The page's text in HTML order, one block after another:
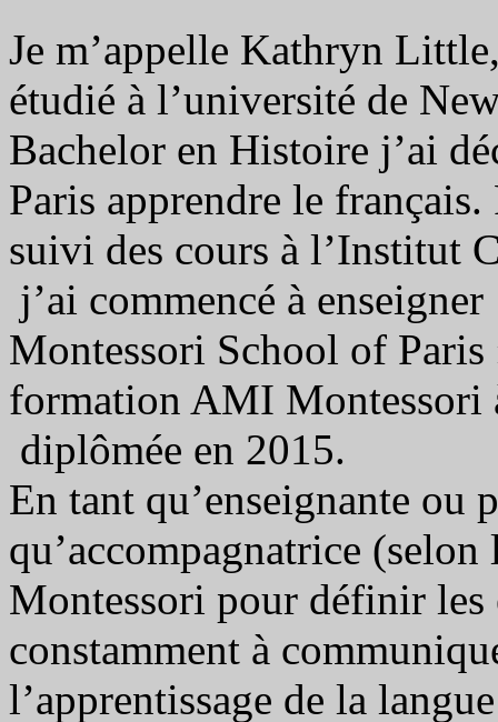
Je m’appelle Kathryn
étudié à l’université de
Bachelor en Histoire j’ai
Paris apprendre le
suivi des cours à l’Institut
j’ai commencé à
Montessori School of
formation AMI Montessori
diplômée en 2015.
En tant qu’enseignante ou
qu’accompagnatrice
Montessori pour définir les
constamment à
l’apprentissage de la